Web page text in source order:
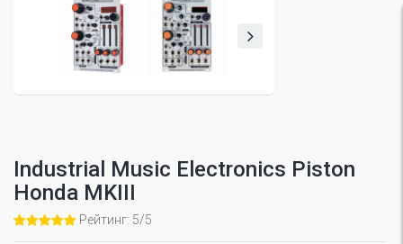
Industrial Music Electronics Piston
Honda MKIII
Рейтинг: 5/5